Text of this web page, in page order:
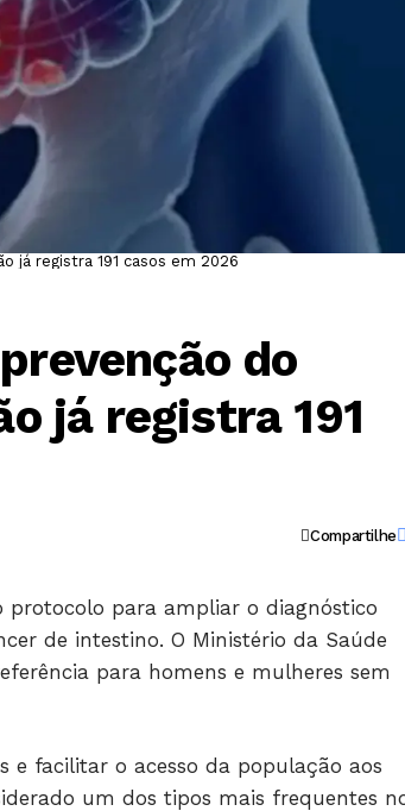
já registra 191 casos em 2026
do
já registra 191
Compartilhe
protocolo para ampliar o diagnóstico
de intestino. O Ministério da Saúde
para homens e mulheres sem
facilitar o acesso da população aos
um dos tipos mais frequentes